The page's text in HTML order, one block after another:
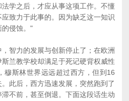
学之后，才应从事这项工作。不懂
致力于此事的。因为缺乏这一知识
的侵蚀。"
力的发展与创新停止了；在欧洲
兰教学校却满足于死记硬背权威性
穆斯林世界远远超过西方，但到16
此后，西方迅速发展，突然跑到了
不前，甚至倒退。下面这段话生动